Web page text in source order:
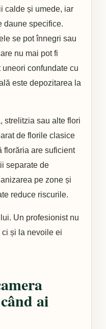
calde și umede, iar
daune specifice.
se pot înnegri sau
nu mai pot fi
uneori confundate cu
este depozitarea la
strelitzia sau alte flori
de florile clasice
florăria are suficient
separate de
pe zone și
reduce riscurile.
Un profesionist nu
și la nevoile ei
ai